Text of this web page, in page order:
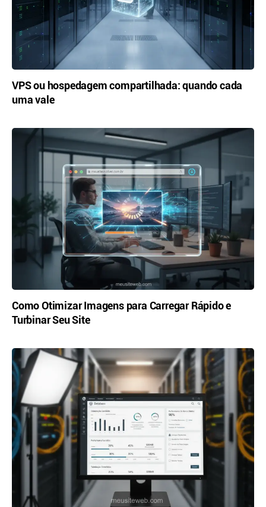
VPS ou hospedagem compartilhada: quando cada
uma vale
Como Otimizar Imagens para Carregar Rápido e
Turbinar Seu Site